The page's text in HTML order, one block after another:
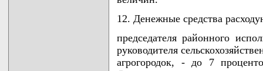
12. Денежные средства
председателя районного
руководителя
агрогородок, - до 7